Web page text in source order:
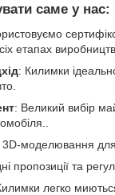
саме у нас:
етапах
: Килимки
: Великий вибір
3D-моделювання для
пропозиції та
легко